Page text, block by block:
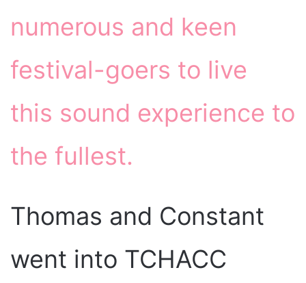
numerous and keen
festival-goers to live
this sound experience to
the fullest.
Thomas and Constant
went into TCHACC